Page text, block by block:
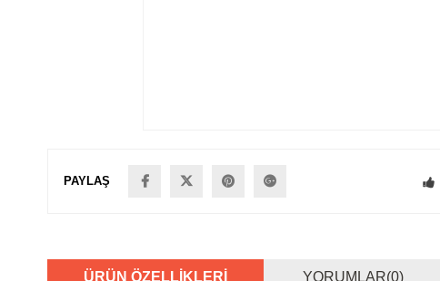
PAYLAŞ
ÜRÜN ÖZELLIKLERI YORUMLAR(0)